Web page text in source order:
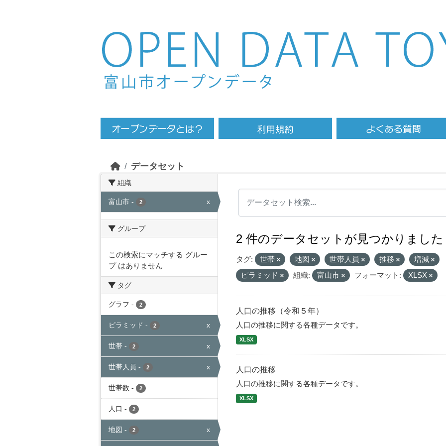
Skip to main content
データセット
組織
富山市 - 2 x
グループ
この検索にマッチする グルー
プ はありません
タグ
グラフ - 2
ピラミッド - 2 x
世帯 - 2 x
世帯人員 - 2 x
世帯数 - 2
人口 - 2
地図 - 2 x
2 件のデータセットが見つかりました
タグ: 世帯 地図 世帯人員 推移
増減
ピラミッド
組織: 富山市 フォーマット: XLSX
人口の推移（令和５年）
人口の推移に関する各種データです。
XLSX
人口の推移
人口の推移に関する各種データです。
XLSX